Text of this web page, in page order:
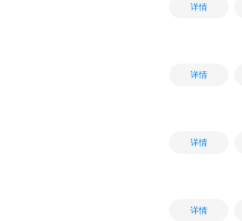
详情
详情
详情
详情